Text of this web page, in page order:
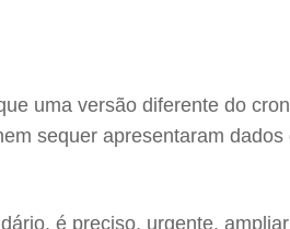
uma versão diferente do
sequer apresentaram
é preciso, urgente,